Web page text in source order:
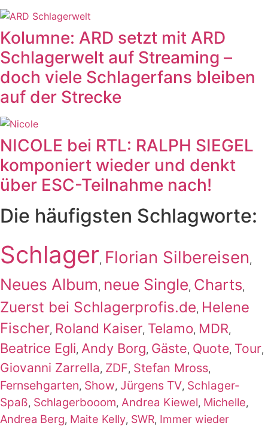
Kolumne: ARD setzt mit ARD
Schlagerwelt auf Streaming –
doch viele Schlagerfans bleiben
auf der Strecke
NICOLE bei RTL: RALPH SIEGEL
komponiert wieder und denkt
über ESC-Teilnahme nach!
Die häufigsten Schlagworte:
Schlager, Florian Silbereisen,
Neues Album, neue Single, Charts,
Zuerst bei Schlagerprofis.de, Helene
Fischer, Roland Kaiser, Telamo, MDR,
Beatrice Egli, Andy Borg, Gäste, Quote, Tour,
Giovanni Zarrella, ZDF, Stefan Mross,
Fernsehgarten, Show, Jürgens TV, Schlager-
Spaß, Schlagerbooom, Andrea Kiewel, Michelle,
Andrea Berg, Maite Kelly, SWR, Immer wieder